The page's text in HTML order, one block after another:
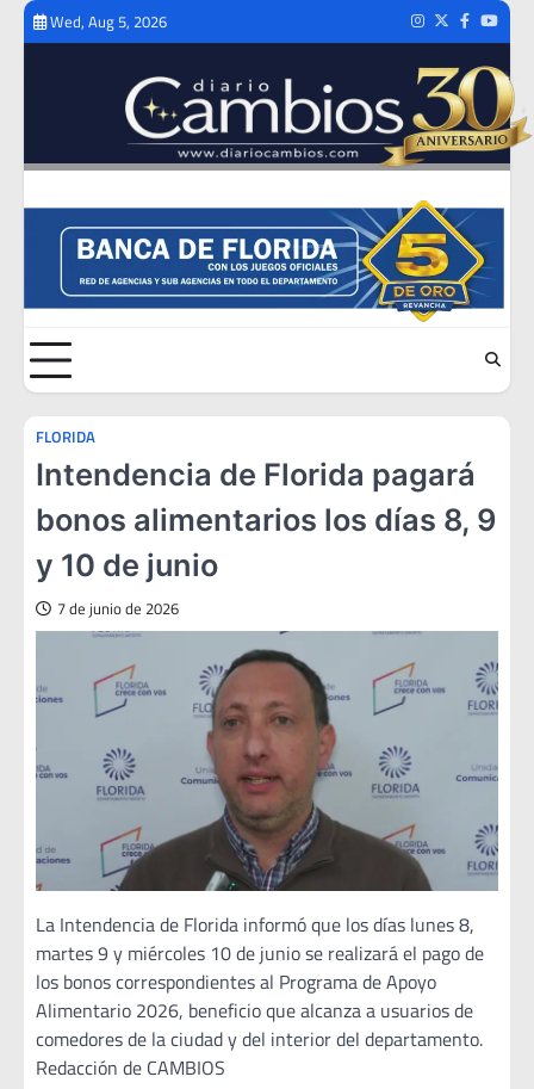
Skip
Wed, Aug 5, 2026 Instagram
TwitterFacebook
FLORIDA
Intendencia de Florida pagará
bonos alimentarios los días 8, 9
y 10 de junio
7 de junio de 2026
La Intendencia de Florida informó que los días lunes 8,
martes 9 y miércoles 10 de junio se realizará el pago de
los bonos correspondientes al Programa de Apoyo
Alimentario 2026, beneficio que alcanza a usuarios de
comedores de la ciudad y del interior del departamento.
Redacción de CAMBIOS